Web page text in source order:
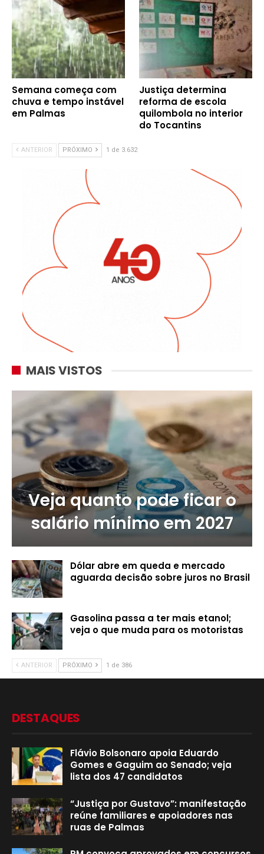
Semana começa com
chuva e tempo instável
em Palmas
Justiça determina
reforma de escola
quilombola no interior
do Tocantins
ANTERIOR PRÓXIMO 1 de 3.632
MAIS VISTOS
Veja quanto pode ficar o
salário mínimo em 2027
Dólar abre em queda e mercado
aguarda decisão sobre juros no Brasil
Gasolina passa a ter mais etanol;
veja o que muda para os motoristas
ANTERIOR PRÓXIMO 1 de 386
DESTAQUES
Flávio Bolsonaro apoia Eduardo
Gomes e Gaguim ao Senado; veja
lista dos 47 candidatos
“Justiça por Gustavo”: manifestação
reúne familiares e apoiadores nas
ruas de Palmas